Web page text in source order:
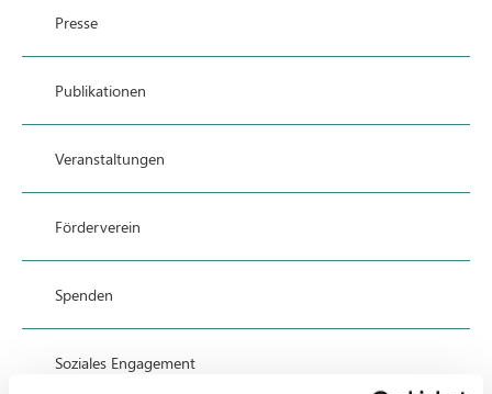
Presse
Publikationen
Veranstaltungen
Förderverein
Spenden
Soziales Engagement